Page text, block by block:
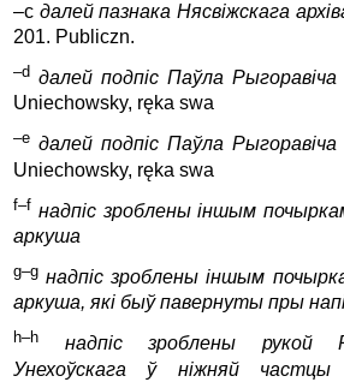
–c далей пазнака Нясвіжскага
201. Publiczn.
–d далей подпіс Паўла Рыгоравіча
Uniechowsky, ręka swa
–e далей подпіс Паўла Рыгоравіча
Uniechowsky, ręka swa
f–f надпіс зроблены іншым
аркуша
g–g надпіс зроблены іншым
аркуша, які быў павернуты пры
h–h надпіс зроблены рукой
Унехоўскага ў ніжняй